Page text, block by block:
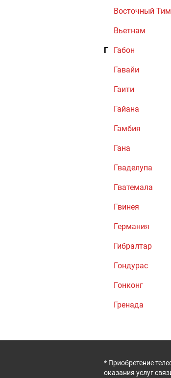
Восточный
Вьетнам
Г Габон
Гавайи
Гаити
Гайана
Гамбия
Гана
Гваделупа
Гватемала
Гвинея
Германия
Гибралтар
Гондурас
Гонконг
Гренада
* Приобретение
оказания услуг